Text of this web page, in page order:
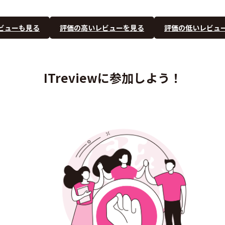
ューも見る 評価の高いレビューを見る 評価の低いレビュ
ITreviewに参加しよう！